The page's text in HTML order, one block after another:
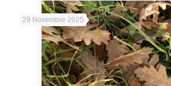
29 Novembre 2025